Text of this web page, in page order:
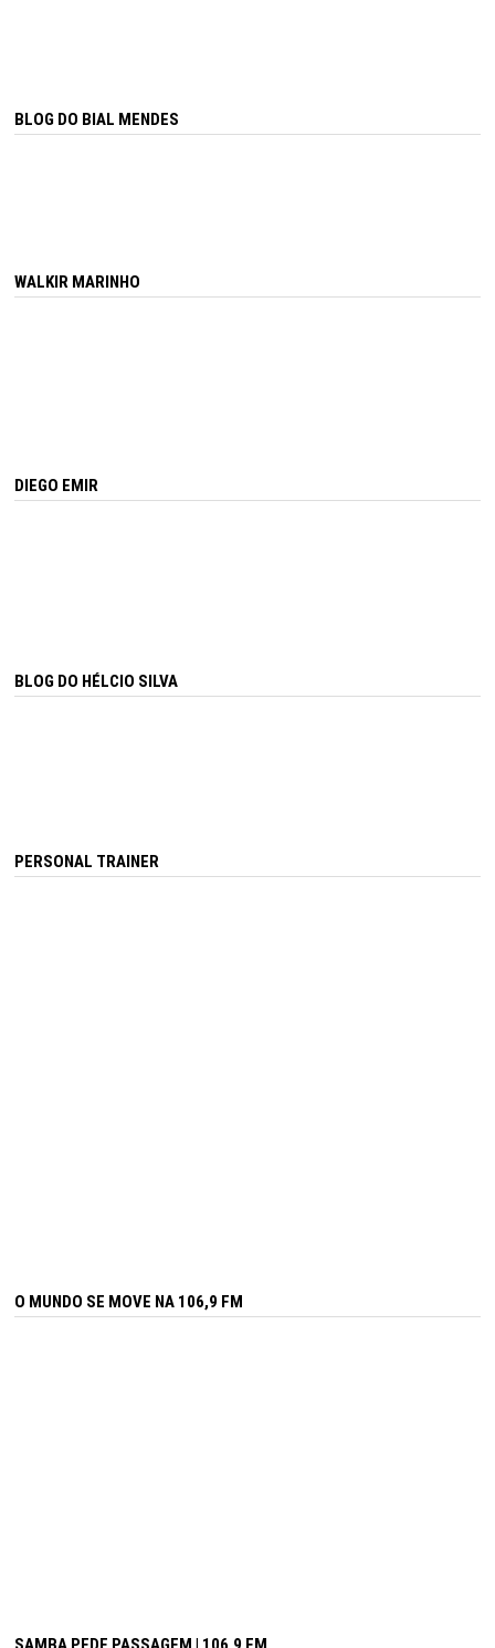
BLOG DO BIAL MENDES
WALKIR MARINHO
DIEGO EMIR
BLOG DO HÉLCIO SILVA
PERSONAL TRAINER
O MUNDO SE MOVE NA 106,9 FM